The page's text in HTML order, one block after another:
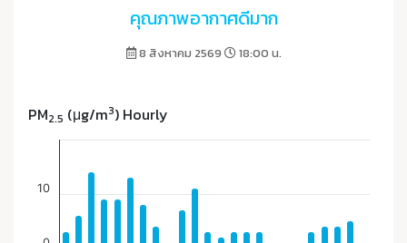
คุณภาพอากาศดีมาก
8 สิงหาคม 2569 18:00 น.
PM2.5 (μg/m3) Hourly